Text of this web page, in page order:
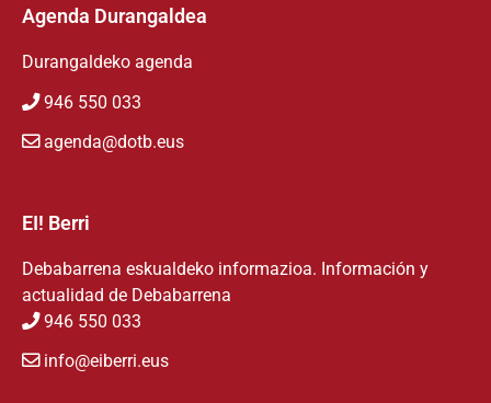
Agenda Durangaldea
Durangaldeko agenda
946 550 033
agenda@dotb.eus
EI! Berri
Debabarrena eskualdeko informazioa. Información y
actualidad de Debabarrena
946 550 033
info@eiberri.eus